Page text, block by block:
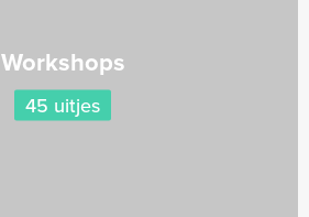
Workshops
45 uitjes